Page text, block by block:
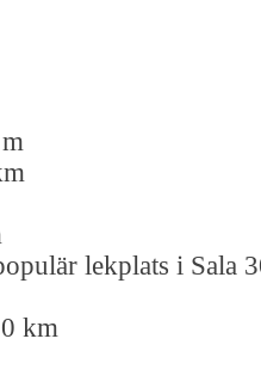
lekplats i Sala
km